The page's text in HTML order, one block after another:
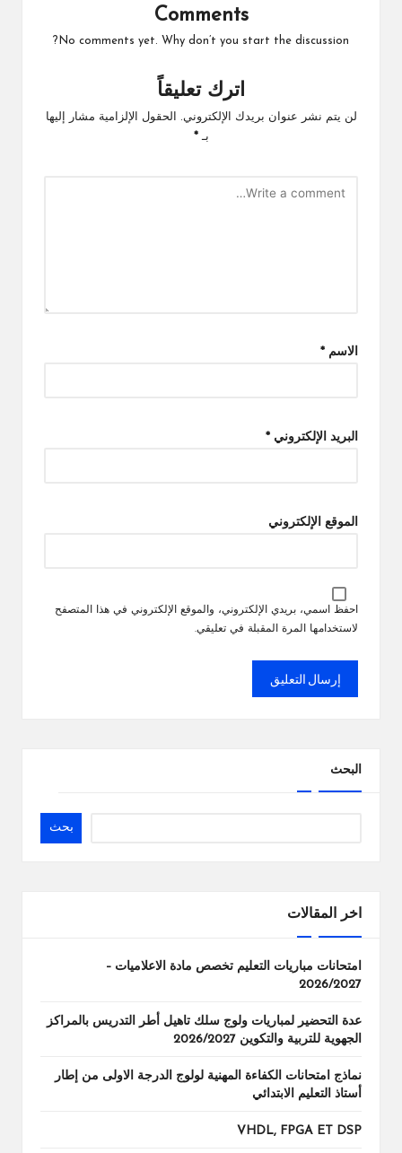
Comments
No comments yet. Why don’t you start the discussion?
اترك تعليقاً
لن يتم نشر عنوان بريدك الإلكتروني.
الحقول الإلزامية مشار إليها
بـ*
الاسم *
البريد الإلكتروني *
الموقع الإلكتروني
احفظ اسمي، بريدي الإلكتروني، والموقع الإلكتروني في هذا المتصفح
لاستخدامها المرة المقبلة في تعليقي.
البحث
بحث
اخر المقالات
امتحانات مباريات التعليم تخصص مادة الاعلاميات –
2026/2027
عدة التحضير لمباريات ولوج سلك تاهيل أطر التدريس بالمراكز
الجهوية للتربية والتكوين 2026/2027
نماذج امتحانات الكفاءة المهنية لولوج الدرجة الاولى من إطار
أستاذ التعليم الابتدائي
VHDL, FPGA ET DSP